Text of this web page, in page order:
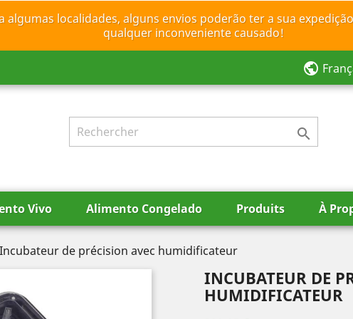
localidades, alguns envios poderão ter a sua
qualquer inconveniente causado!
public

Vivo Alimento Congelado Produits À
Incubateur de précision avec humidificateur
INCUBATEUR DE
HUMIDIFICATEUR